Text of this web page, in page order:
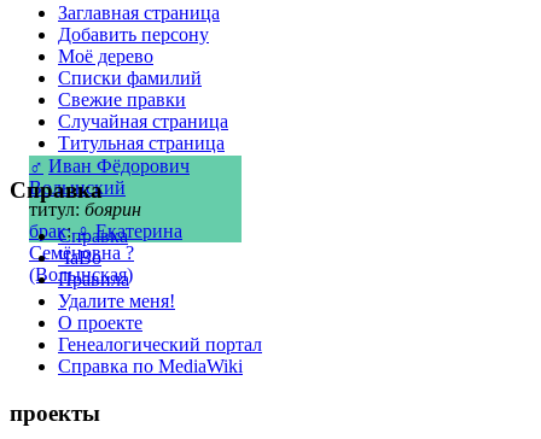
♂ Иван Фёдорович
Волынский
титул: боярин
брак:♀ Екатерина
Семёновна ?
(Волынская)
Заглавная страница
Добавить персону
Моё дерево
Списки фамилий
Свежие правки
Случайная страница
Титульная страница
Справка
Справка
ЧаВо
Правила
Удалите меня!
О проекте
Генеалогический портал
Справка по MediaWiki
проекты